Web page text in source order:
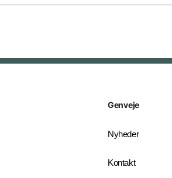
Genveje
Nyheder
Kontakt